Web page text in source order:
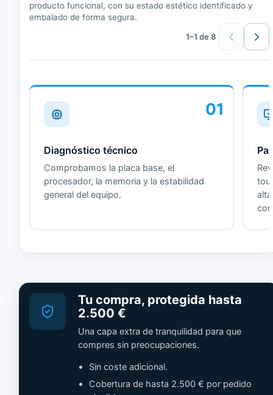
producto funcional, con su estado estético identificado y
embalado de forma segura.
1–1 de 8
01
Diagnóstico técnico
Comprobamos la placa base, el
procesador, la memoria y la estabilidad
general del equipo.
Tu compra, protegida hasta
2.500 €
Una capa extra de tranquilidad para que
compres sin preocupaciones.
Sin coste adicional.
Cobertura de hasta 2.500 € por pedido